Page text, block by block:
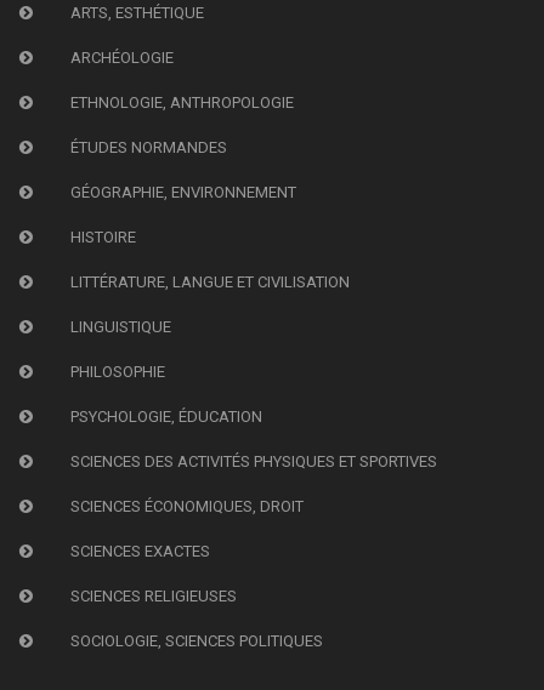
ARTS, ESTHÉTIQUE
ARCHÉOLOGIE
ETHNOLOGIE, ANTHROPOLOGIE
ÉTUDES NORMANDES
GÉOGRAPHIE, ENVIRONNEMENT
HISTOIRE
LITTÉRATURE, LANGUE ET CIVILISATION
LINGUISTIQUE
PHILOSOPHIE
PSYCHOLOGIE, ÉDUCATION
SCIENCES DES ACTIVITÉS PHYSIQUES ET SPORTIVES
SCIENCES ÉCONOMIQUES, DROIT
SCIENCES EXACTES
SCIENCES RELIGIEUSES
SOCIOLOGIE, SCIENCES POLITIQUES